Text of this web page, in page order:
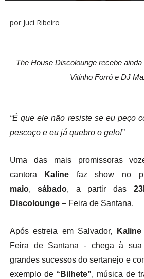
por Juci Ribeiro
The House Discolounge recebe
Vitinho Forró e DJ
“É que ele não resiste se eu peço
pescoço e eu já quebro o gelo!”
Uma das mais promissoras
cantora
Kaline faz show no
maio,sábado, a partir das
Discolounge– Feira de Santana.
Após estreia em Salvador, Kaline
Feira de Santana - chega à
grandes sucessos do sertanejo e
exemplo de “Bilhete”, música de